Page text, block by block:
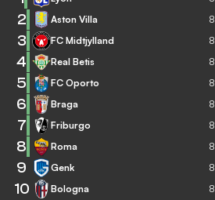
2 Aston Villa 8
3 FC Midtjylland 8
4 Real Betis 8
5 FC Oporto 8
6 Braga 8
7 Friburgo 8
8 Roma 8
9 Genk 8
10 Bologna 8